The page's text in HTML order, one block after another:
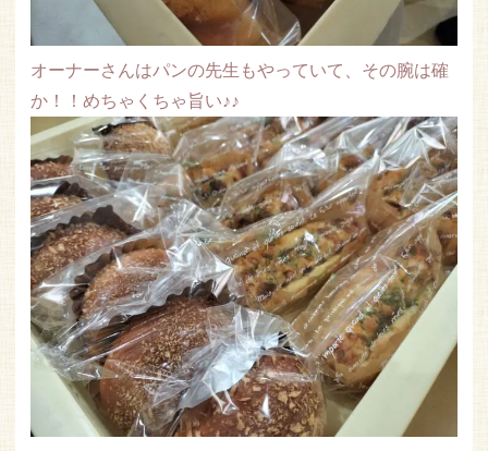
オーナーさんはパンの先生もやっていて、その腕は確
か！！めちゃくちゃ旨い♪♪